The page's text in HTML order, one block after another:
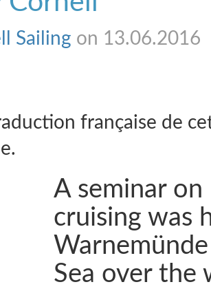
Sailing on 13.06.2016
française de
A seminar
cruising was
Sea over the